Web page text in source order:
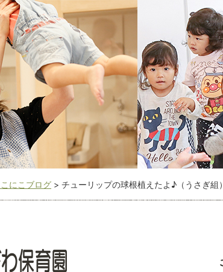
にこブログ > チューリップの球根植えたよ♪（うさぎ組）